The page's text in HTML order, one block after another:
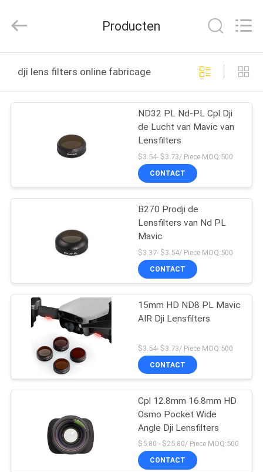
PRODUCTEN
ONGEVEER
FABRIEKSREIS
KWALITEITSCONTROLE
ONS
VERZOEK
CITAAT
SITEMAP
Shadow
Technology
Rights
Producten
dji lens filters online fabricage
ND32 PL Nd-PL Cpl Dji
de Lucht van Mavic van
Lensfilters
$3.54- $3.73/ Piece MOQ:500
CONTACT
B270 Prodji de
Lensfilters van Nd PL
Mavic
$3.37- $3.54/ Piece MOQ:500
CONTACT
15mm HD ND8 PL Mavic
AIR Dji Lensfilters
$3.54- $3.73/ Piece MOQ:500
CONTACT
Cpl 12.8mm 16.8mm HD
Osmo Pocket Wide
Angle Dji Lensfilters
$5.80 - $25.80/ Piece MOQ:500
CONTACT